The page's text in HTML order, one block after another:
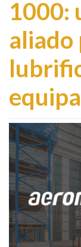
1000:
aliado